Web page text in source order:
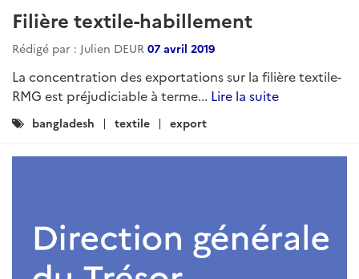
Filière textile-habillement
Rédigé par : Julien DEUR 07 avril 2019
La concentration des exportations sur la filière textile-
RMG est préjudiciable à terme... Lire la suite
Catégories
bangladesh textile export